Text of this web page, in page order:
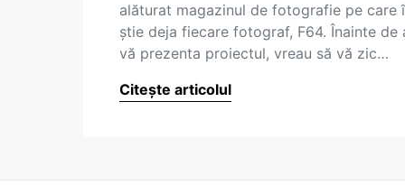
alăturat magazinul de fotografie pe care
știe deja fiecare fotograf, F64. Înainte de
vă prezenta proiectul, vreau să vă zic…
Citește articolul